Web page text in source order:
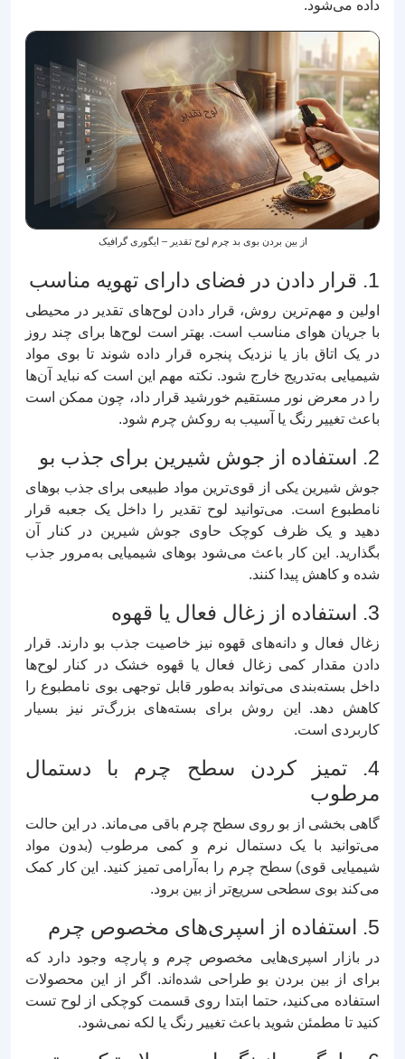
داده می‌شود.
از بین بردن بوی بد چرم لوح تقدیر – ایگوری گرافیک
1. قرار دادن در فضای دارای تهویه مناسب
اولین و مهم‌ترین روش، قرار دادن لوح‌های تقدیر در محیطی
با جریان هوای مناسب است. بهتر است لوح‌ها برای چند روز
در یک اتاق باز یا نزدیک پنجره قرار داده شوند تا بوی مواد
شیمیایی به‌تدریج خارج شود. نکته مهم این است که نباید آن‌ها
را در معرض نور مستقیم خورشید قرار داد، چون ممکن است
باعث تغییر رنگ یا آسیب به روکش چرم شود.
2. استفاده از جوش شیرین برای جذب بو
جوش شیرین یکی از قوی‌ترین مواد طبیعی برای جذب بوهای
نامطبوع است. می‌توانید لوح تقدیر را داخل یک جعبه قرار
دهید و یک ظرف کوچک حاوی جوش شیرین در کنار آن
بگذارید. این کار باعث می‌شود بوهای شیمیایی به‌مرور جذب
شده و کاهش پیدا کنند.
3. استفاده از زغال فعال یا قهوه
زغال فعال و دانه‌های قهوه نیز خاصیت جذب بو دارند. قرار
دادن مقدار کمی زغال فعال یا قهوه خشک در کنار لوح‌ها
داخل بسته‌بندی می‌تواند به‌طور قابل توجهی بوی نامطبوع را
کاهش دهد. این روش برای بسته‌های بزرگ‌تر نیز بسیار
کاربردی است.
4. تمیز کردن سطح چرم با دستمال
مرطوب
گاهی بخشی از بو روی سطح چرم باقی می‌ماند. در این حالت
می‌توانید با یک دستمال نرم و کمی مرطوب (بدون مواد
شیمیایی قوی) سطح چرم را به‌آرامی تمیز کنید. این کار کمک
می‌کند بوی سطحی سریع‌تر از بین برود.
5. استفاده از اسپری‌های مخصوص چرم
در بازار اسپری‌هایی مخصوص چرم و پارچه وجود دارد که
برای از بین بردن بو طراحی شده‌اند. اگر از این محصولات
استفاده می‌کنید، حتما ابتدا روی قسمت کوچکی از لوح تست
کنید تا مطمئن شوید باعث تغییر رنگ یا لکه نمی‌شود.